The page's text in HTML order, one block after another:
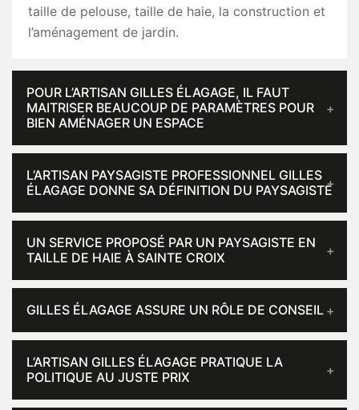
taille de pelouse, taille de haie, la construction et
l’aménagement de jardin.
POUR L’ARTISAN GILLES ÉLAGAGE, IL FAUT
MAITRISER BEAUCOUP DE PARAMÈTRES POUR
BIEN AMÉNAGER UN ESPACE
L’ARTISAN PAYSAGISTE PROFESSIONNEL GILLES
ÉLAGAGE DONNE SA DÉFINITION DU PAYSAGISTE
UN SERVICE PROPOSÉ PAR UN PAYSAGISTE EN
TAILLE DE HAIE À SAINTE CROIX
GILLES ÉLAGAGE ASSURE UN RÔLE DE CONSEIL
L’ARTISAN GILLES ÉLAGAGE PRATIQUE LA
POLITIQUE AU JUSTE PRIX